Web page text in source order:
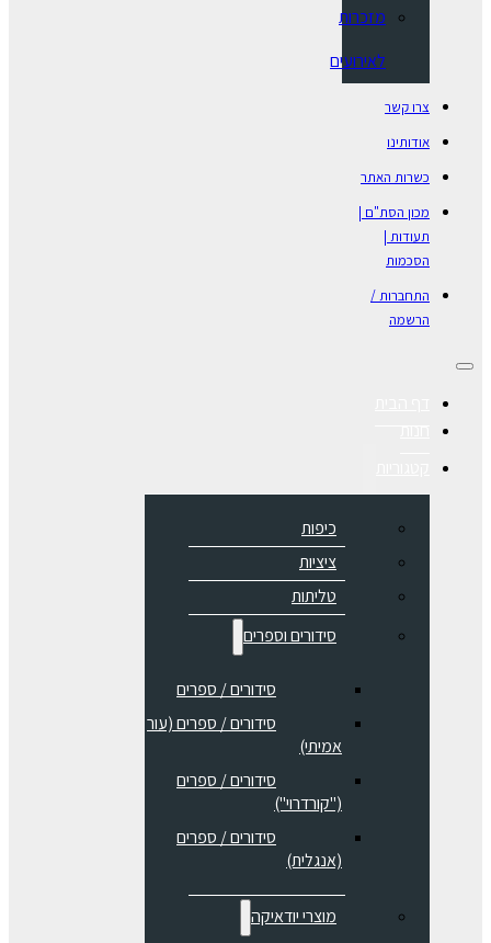
מזכרות
לאירועים
צרו קשר
אודותינו
כשרות האתר
מכון הסת"ם |
תעודות |
הסכמות
התחברות /
הרשמה
כיפות
ציציות
טליתות
סידורים וספרים
סידורים / ספרים
⁠סידורים / ספרים (עור
אמיתי)
סידורים / ספרים
("קורדרוי")
סידורים / ספרים
(אנגלית)
מוצרי יודאיקה